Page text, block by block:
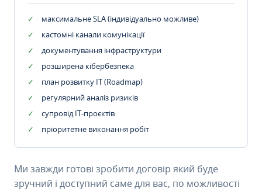
максимальне SLA (індивідуально можливе)
кастомні канали комунікації
документування інфраструктури
розширена кібербезпека
план розвитку IT (Roadmap)
регулярний аналіз ризиків
супровід ІТ-проєктів
пріоритетне виконання робіт
Ми завжди готові зробити договір який буде
зручний і доступний саме для вас, по можливості